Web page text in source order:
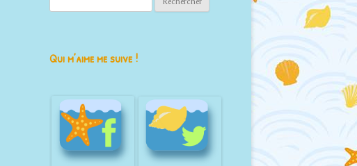
Qui m’aime me suive !